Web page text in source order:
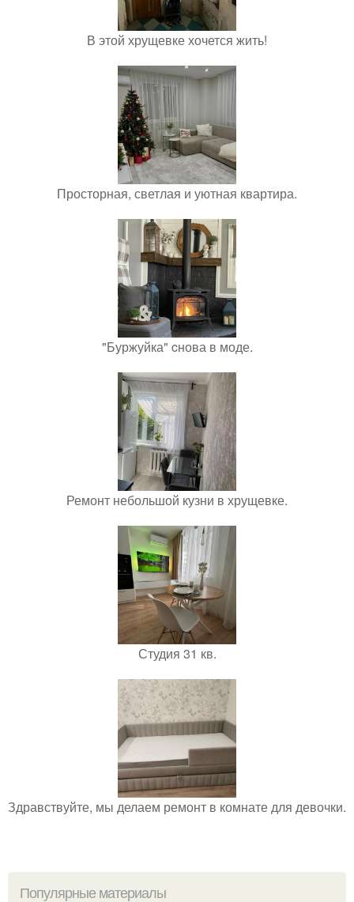
В этой хрущевке хочется жить!
Просторная, светлая и уютная квартира.
"Буржуйка" cнова в моде.
Ремонт небольшой кузни в хрущевке.
Студия 31 кв.
Здравствуйте, мы делаем ремонт в комнате для девочки.
Популярные материалы